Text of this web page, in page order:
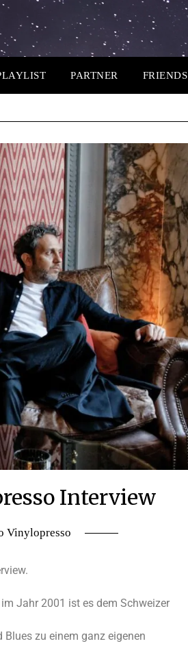
PARTNER FRIENDS
Interview
Vinylopresso
Jahr 2001 ist es dem Schweizer
Blues zu einem ganz eigenen